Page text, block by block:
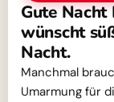
Gute Nacht
wünscht
Nacht.
Manchmal
Umarmung für